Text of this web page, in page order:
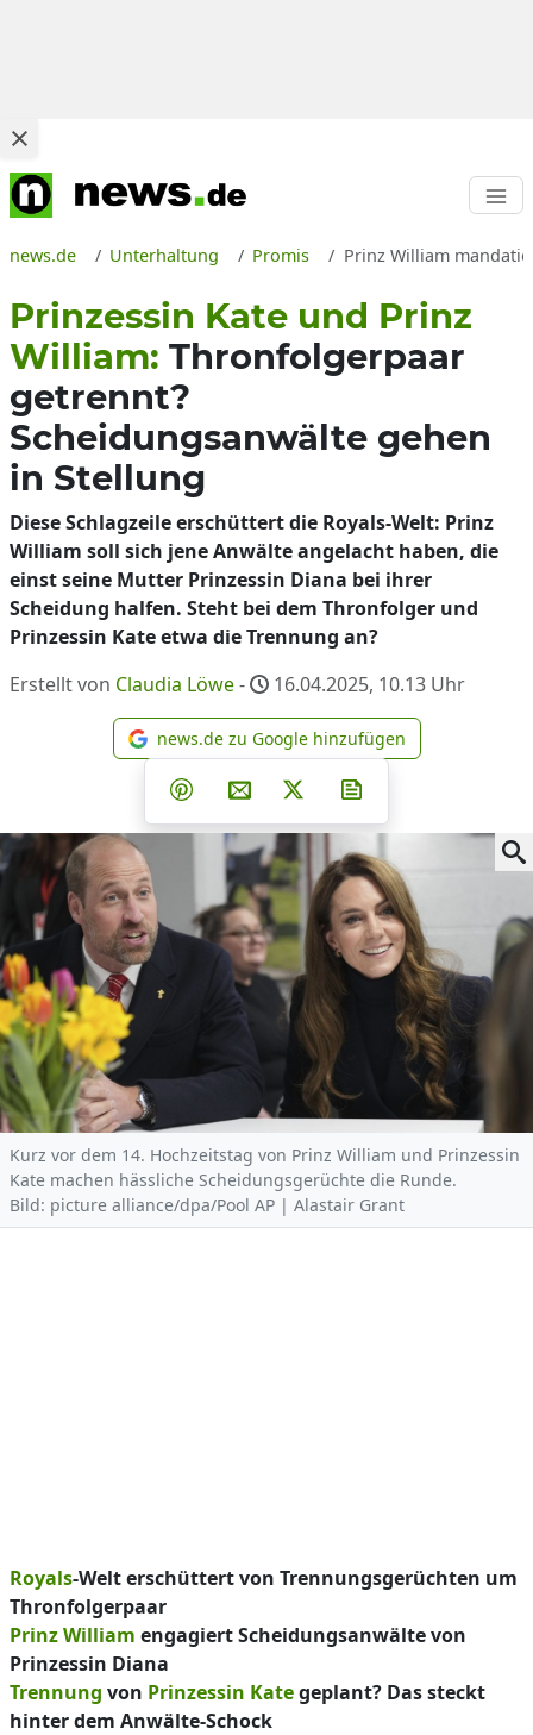
news.de Unterhaltung Promis Prinz William
Prinzessin Kate und Prinz
William: Thronfolgerpaar
getrennt?
Scheidungsanwälte gehen
in Stellung
Diese Schlagzeile erschüttert die Royals-Welt: Prinz
William soll sich jene Anwälte angelacht haben, die
einst seine Mutter Prinzessin Diana bei ihrer
Scheidung halfen. Steht bei dem Thronfolger und
Prinzessin Kate etwa die Trennung an?
Erstellt von Claudia Löwe- 16.04.2025, 10.13 Uhr
news.de zu Google
news.de zu Google hinzufügen
Teilen auf Facebook
Teilen auf Whatsapp
Teilen auf Telegram
Teilen auf Pinterest
Per E-Mail teilen
Post auf X
Kurz vor dem 14. Hochzeitstag von Prinz William und Prinzessin
Kate machen hässliche Scheidungsgerüchte die Runde.
Bild: picture alliance/dpa/Pool AP | Alastair Grant
Royals-Welt erschüttert von Trennungsgerüchten um
Thronfolgerpaar
Prinz William engagiert Scheidungsanwälte von
Prinzessin Diana
Trennung von Prinzessin Kategeplant? Das steckt
hinter dem Anwälte-Schock